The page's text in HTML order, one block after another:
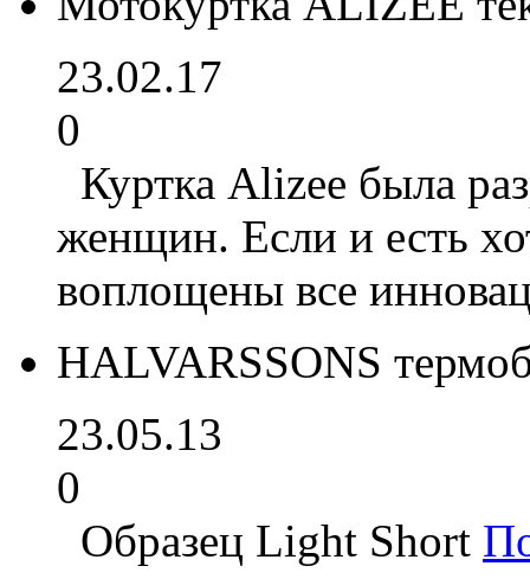
23.02.17
0
Куртка Alizee была
женщин. Если и есть
воплощены все
HALVARSSONS
23.05.13
0
Образец Light Short